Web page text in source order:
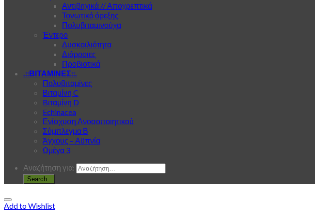
Αντιβηχικά // Αποχρεπτικά
Τονωτικό όρεξης
Πολυβιταμινούχα
Έντερο
Δυσκοιλιότητα
Διάρροιες
Προβιοτικά
.::ΒΙΤΑΜΙΝΕΣ::.
Πολυβιταμίνες
Βιταμίνη C
Bιταμίνη D
Echinacea
Ενίσχυση Ανοσοποιητικού
Σύμπλεγμα Β
Άγχους – Αϋπνία
Ωμέγα 3
Αναζήτηση για:
.
Add to Wishlist